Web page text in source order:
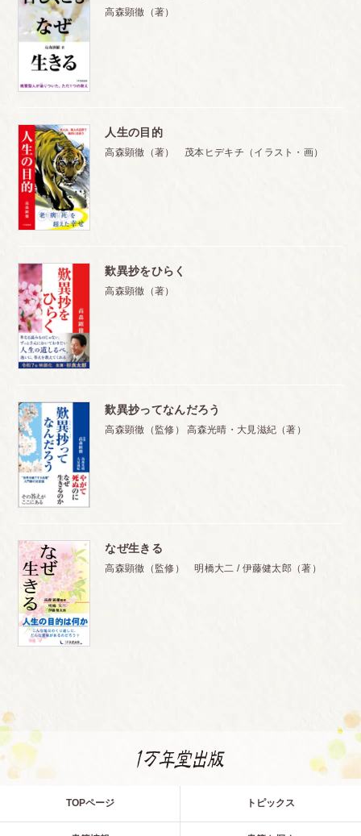
高森顕徹（著）
人生の目的
高森顕徹（著） 茂本ヒデキチ（イラスト・画）
歎異抄をひらく
高森顕徹（著）
歎異抄ってなんだろう
高森顕徹（監修） 高森光晴・大見滋紀（著）
なぜ生きる
高森顕徹（監修） 明橋大二 / 伊藤健太郎（著）
TOPページ トピックス